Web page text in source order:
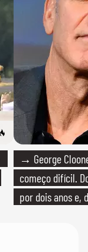
→ George
começo difícil.
por dois anos e,